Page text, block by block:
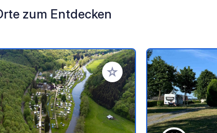
zum Entdecken
Zu Ihren Favoriten hinzufügen